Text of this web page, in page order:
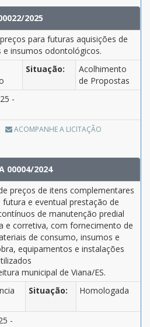
2025
para futuras aquisições de
e insumos odontológicos.
Situação:
Acolhimento
de Propostas
-
ACOMPANHE A LICITAÇÃO
00004/2024
preços de itens complementares
futura e eventual prestação de
de manutenção predial
e corretiva, com fornecimento de
de consumo, insumos e
equipamentos e instalações
municipal de Viana/ES.
Situação: Homologada
-